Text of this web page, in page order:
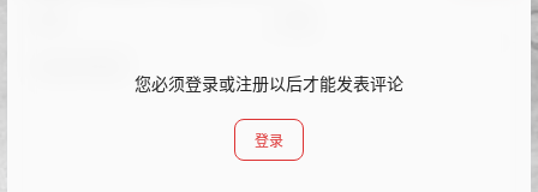
您必须登录或注册以后才能发表评论
登录